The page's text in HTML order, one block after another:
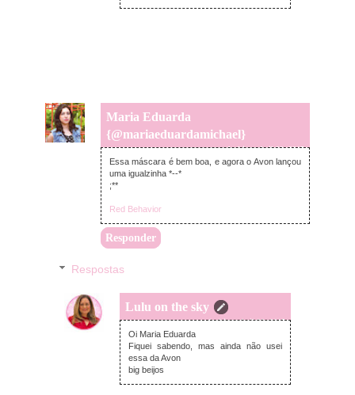
Maria Eduarda
{@mariaeduardamichael}
segunda-feira, abril 20, 2015
Essa máscara é bem boa, e agora o Avon lançou
uma igualzinha *--*
;**
Red Behavior
Responder
Respostas
Lulu on the sky
segunda-feira, abril 20, 2015
Oi Maria Eduarda
Fiquei sabendo, mas ainda não usei
essa da Avon
big beijos